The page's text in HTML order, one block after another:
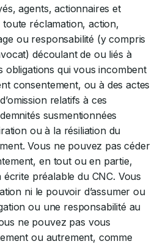
agents, actionnaires et
réclamation, action,
ou responsabilité (y compris
découlant de ou liés à
obligations qui vous incombent
consentement, ou à des actes
relatifs à ces
susmentionnées
ou à la résiliation du
Vous ne pouvez pas céder
en tout ou en partie,
écrite préalable du CNC. Vous
ni le pouvoir d’assumer ou
ou une responsabilité au
ne pouvez pas vous
ou autrement, comme